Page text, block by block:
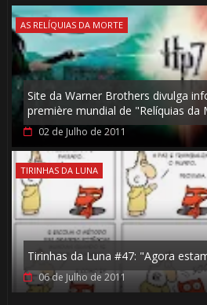
AS RELÍQUIAS DA MORTE
Site da Warner Brothers divulga
première mundial de "Relíquias da
02 de Julho de 2011
TIRINHAS DA LUNA
Tirinhas da Luna #47: "Agora
06 de Julho de 2011